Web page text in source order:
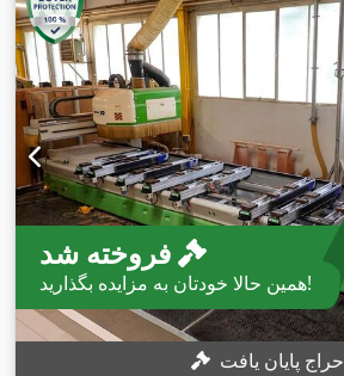
همین حالا خودتان به مزایده بگذارید!
حراج پایان یافت